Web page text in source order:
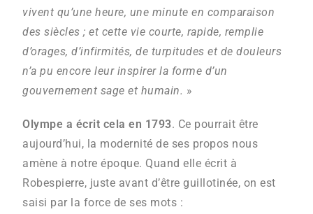
vivent qu’une heure, une minute en comparaison
des siècles ; et cette vie courte, rapide, remplie
d’orages, d’infirmités, de turpitudes et de douleurs
n’a pu encore leur inspirer la forme d’un
gouvernement sage et humain. »
Olympe a écrit cela en 1793. Ce pourrait être
aujourd’hui, la modernité de ses propos nous
amène à notre époque. Quand elle écrit à
Robespierre, juste avant d’être guillotinée, on est
saisi par la force de ses mots :